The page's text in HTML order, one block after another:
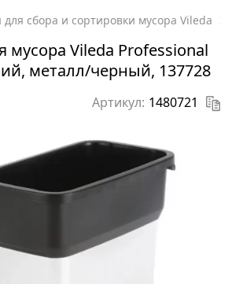
сбора и сортировки мусора Vileda
мусора Vileda Professional
металл/черный, 137728
Артикул: 1480721